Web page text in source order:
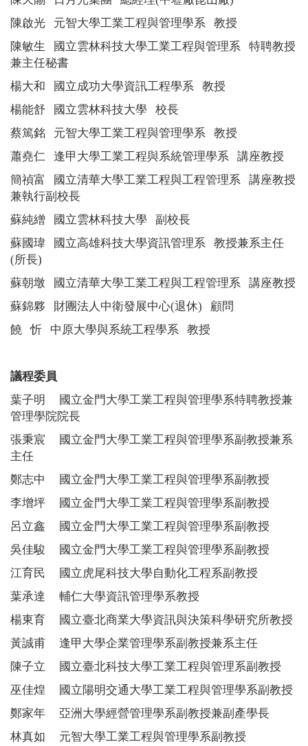
陳啟光
元智大學工業工程與管理學系
教授
陳敏生
國立雲林科技大學工業工程與管理系 特聘教授
兼主任秘書
楊大和
國立成功大學資訊工程學系
教授
楊能舒
國立雲林科技大學
校長
蔡篤銘
元智大學工業工程與管理學系
教授
蕭堯仁 逢甲大學工業工程與系統管理學系 講座教授
簡禎富
國立清華大學工業工程與工程管理系
講座教授
兼執行副校長
蘇純繒
國立雲林科技大學
副校長
蘇國瑋
國立高雄科技大學資訊管理系
教授兼系主任
(所長)
蘇朝墩
國立清華大學工業工程與工程管理系
講座教授
蘇錦夥
財團法人中衛發展中心(退休) 顧問
饒 忻
中原大學與系統工程學系 教授
議程委員
葉子明
國立金門大學工業工程與管理學系特聘教授兼
管理學院院長
張秉宸
國立金門大學工業工程與管理學系副教授兼系
主任
鄭志中
國立金門大學工業工程與管理學系副教授
李增坪
國立金門大學工業工程與管理學系副教授
呂立鑫
國立金門大學工業工程與管理學系副教授
吳佳駿
國立金門大學工業工程與管理學系副教授
江育民
國立虎尾科技大學自動化工程系副教授
葉承達 輔仁大學資訊管理學系教授
楊東育 國立臺北商業大學資訊與決策科學研究所教授
黃誠甫 逢甲大學企業管理學系副教授兼系主任
陳子立 國立臺北科技大學工業工程與管理系副教授
巫佳煌 國立陽明交通大學工業工程與管理學系副教授
鄭家年 亞洲大學經營管理學系副教授兼副產學長
林真如 元智大學工業工程與管理學系副教授